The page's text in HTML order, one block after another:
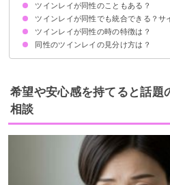
ツインレイが同性のこともある？
ツインレイが同性や友達のこともある
ツインレイが同性でも異性でも意味は
ツインレイの性別を気にする必要はな
ツインレイが同性でも統合できる？サ
ツインレイが同性でも統合できる
ツインレイが同性でもサイレント期間
ツインレイが同性でも性エネルギーの
ツインレイが同性の時の特徴は？
①心のつながりを重視する
②外出先で頻繁に会う
③育った環境が似ている
④オーラが似ている
⑤家族のように親しみやすい
⑥友達にやきもちを焼く
⑦よくシンクロする
⑧スピリチュアルの感覚が冴える
⑨男性側と女性側の役割に分かれる
⑩強い恋愛感情がある
⑪それぞれの試練を乗り越える
⑫2人で生きる意味を見つける
⑬価値観が変わる
⑭お互いの成長を促進させる
同性のツインレイの見分け方は？
①名前や誕生日に似ている部分がある
②見た目に似ている部分がある
③なぜか気が合う
希望や安心感を持てると話題
相談